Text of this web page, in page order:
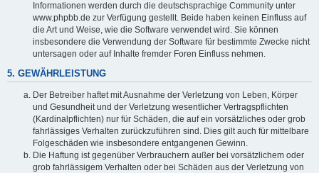
Informationen werden durch die deutschsprachige Community unter
www.phpbb.de zur Verfügung gestellt. Beide haben keinen Einfluss auf
die Art und Weise, wie die Software verwendet wird. Sie können
insbesondere die Verwendung der Software für bestimmte Zwecke nicht
untersagen oder auf Inhalte fremder Foren Einfluss nehmen.
5. GEWÄHRLEISTUNG
Der Betreiber haftet mit Ausnahme der Verletzung von Leben, Körper
und Gesundheit und der Verletzung wesentlicher Vertragspflichten
(Kardinalpflichten) nur für Schäden, die auf ein vorsätzliches oder grob
fahrlässiges Verhalten zurückzuführen sind. Dies gilt auch für mittelbare
Folgeschäden wie insbesondere entgangenen Gewinn.
Die Haftung ist gegenüber Verbrauchern außer bei vorsätzlichem oder
grob fahrlässigem Verhalten oder bei Schäden aus der Verletzung von